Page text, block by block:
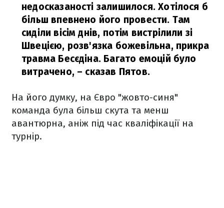
недосказаності залишилося. Хотілося б
більш впевнено його провести. Там
сиділи вісім днів, потім вистрілили зі
Швецією, розв'язка божевільна, прикра
травма Бесєдіна. Багато емоцій було
витрачено, – сказав Пятов.
На його думку, на Євро "жовто-синя"
команда була більш скута та менш
авантюрна, аніж під час кваліфікації на
турнір.